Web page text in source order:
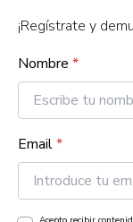
¡Regístrate y
Nombre *
Email*